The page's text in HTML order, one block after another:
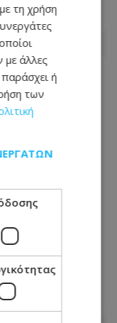
στο
λόγος
τη χρήση
με άλλες
ή
των